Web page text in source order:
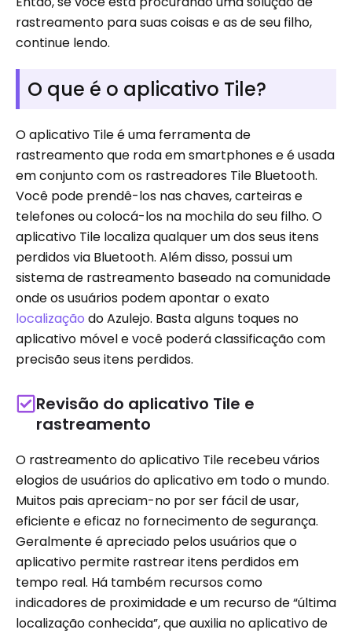
rastreamento para suas coisas e as de seu filho,
continue lendo.
O que é o aplicativo Tile?
O aplicativo Tile é uma ferramenta de
rastreamento que roda em smartphones e é usada
em conjunto com os rastreadores Tile Bluetooth.
Você pode prendê-los nas chaves, carteiras e
telefones ou colocá-los na mochila do seu filho. O
aplicativo Tile localiza qualquer um dos seus itens
perdidos via Bluetooth. Além disso, possui um
sistema de rastreamento baseado na comunidade
onde os usuários podem apontar o exato
localização do Azulejo. Basta alguns toques no
aplicativo móvel e você poderá classificação com
precisão seus itens perdidos.
Revisão do aplicativo Tile e
rastreamento
O rastreamento do aplicativo Tile recebeu vários
elogios de usuários do aplicativo em todo o mundo.
Muitos pais apreciam-no por ser fácil de usar,
eficiente e eficaz no fornecimento de segurança.
Geralmente é apreciado pelos usuários que o
aplicativo permite rastrear itens perdidos em
tempo real. Há também recursos como
indicadores de proximidade e um recurso de “última
localização conhecida”, que auxilia no aplicativo de